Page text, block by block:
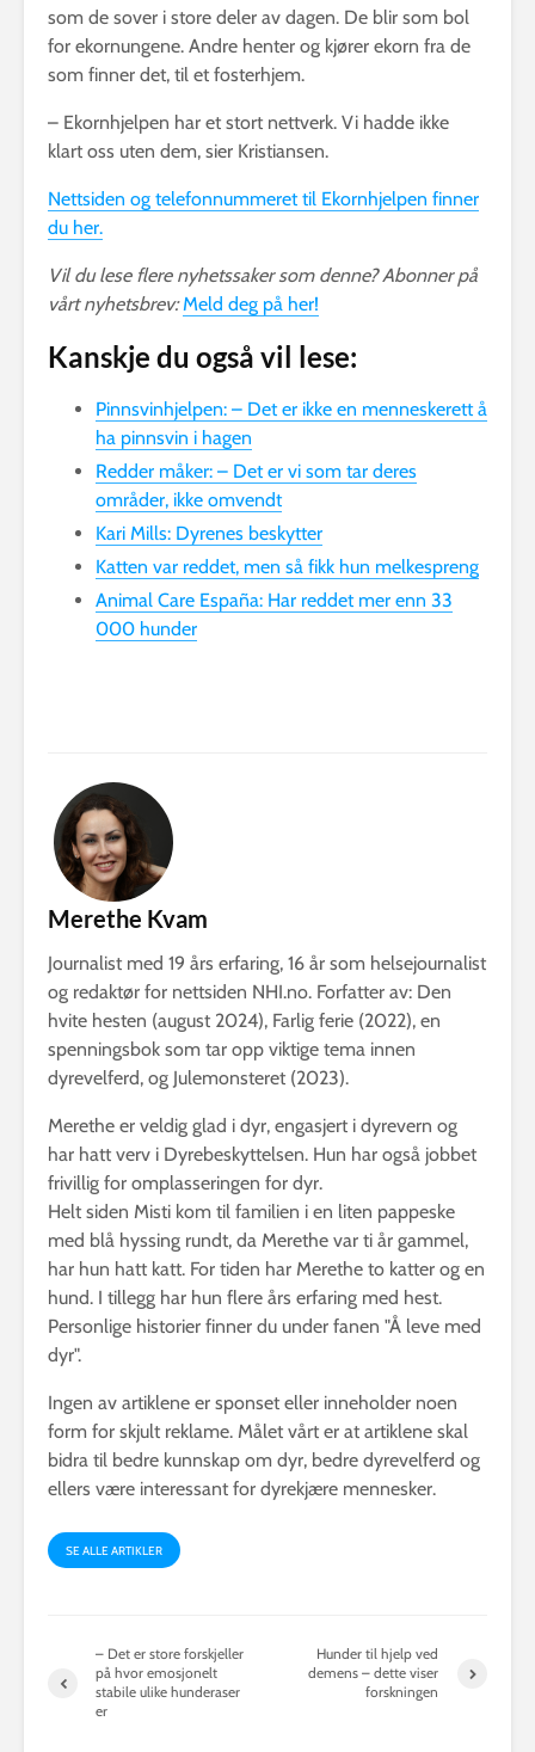
som de sover i store deler av dagen. De blir som bol
for ekornungene. Andre henter og kjører ekorn fra de
som finner det, til et fosterhjem.
– Ekornhjelpen har et stort nettverk. Vi hadde ikke
klart oss uten dem, sier Kristiansen.
Nettsiden og telefonnummeret til Ekornhjelpen finner
du her.
Vil du lese flere nyhetssaker som denne? Abonner på
vårt nyhetsbrev: Meld deg på her!
Kanskje du også vil lese:
Pinnsvinhjelpen: – Det er ikke en menneskerett å
ha pinnsvin i hagen
Redder måker: – Det er vi som tar deres
områder, ikke omvendt
Kari Mills: Dyrenes beskytter
Katten var reddet, men så fikk hun melkespreng
Animal Care España: Har reddet mer enn 33
000 hunder
Merethe Kvam
Journalist med 19 års erfaring, 16 år som helsejournalist
og redaktør for nettsiden NHI.no. Forfatter av: Den
hvite hesten (august 2024), Farlig ferie (2022), en
spenningsbok som tar opp viktige tema innen
dyrevelferd, og Julemonsteret (2023).
Merethe er veldig glad i dyr, engasjert i dyrevern og
har hatt verv i Dyrebeskyttelsen. Hun har også jobbet
frivillig for omplasseringen for dyr.
Helt siden Misti kom til familien i en liten pappeske
med blå hyssing rundt, da Merethe var ti år gammel,
har hun hatt katt. For tiden har Merethe to katter og en
hund. I tillegg har hun flere års erfaring med hest.
Personlige historier finner du under fanen "Å leve med
dyr".
Ingen av artiklene er sponset eller inneholder noen
form for skjult reklame. Målet vårt er at artiklene skal
bidra til bedre kunnskap om dyr, bedre dyrevelferd og
ellers være interessant for dyrekjære mennesker.
SE ALLE ARTIKLER
– Det er store forskjeller
på hvor emosjonelt
stabile ulike hunderaser
er
Hunder til hjelp ved
demens – dette viser
forskningen